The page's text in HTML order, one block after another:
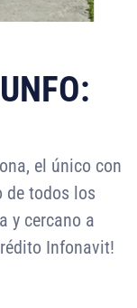
el único con
de todos los
y cercano a
Infonavit!